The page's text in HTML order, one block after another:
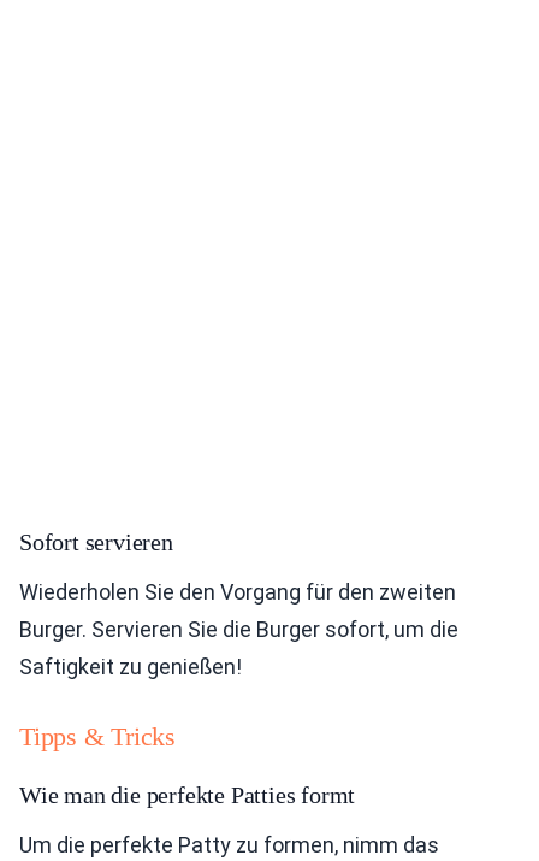
Sofort servieren
Wiederholen Sie den Vorgang für den zweiten
Burger. Servieren Sie die Burger sofort, um die
Saftigkeit zu genießen!
Tipps & Tricks
Wie man die perfekte Patties formt
Um die perfekte Patty zu formen, nimm das